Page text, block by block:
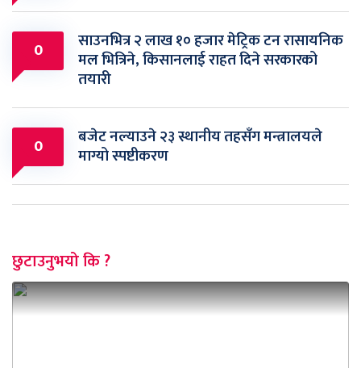
0 साउनभित्र २ लाख १० हजार मेट्रिक टन रासायनिक
मल भित्रिने, किसानलाई राहत दिने सरकारको
तयारी
0 बजेट नल्याउने २३ स्थानीय तहसँग मन्त्रालयले
माग्यो स्पष्टीकरण
छुटाउनुभयो कि ?